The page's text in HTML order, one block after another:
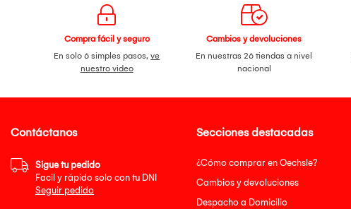
Compra fácil y seguro
En solo 6 simples pasos,ve
nuestro video
Cambios y devoluciones
En nuestras 26 tiendas a nivel
nacional
Secciones destacadas
¿Cómo comprar en Oechsle?
Cambios y devoluciones
Despacho a Domicilio
Contáctanos
Sigue tu pedido
Facil y rápido solo con tu DNI
Seguir pedido